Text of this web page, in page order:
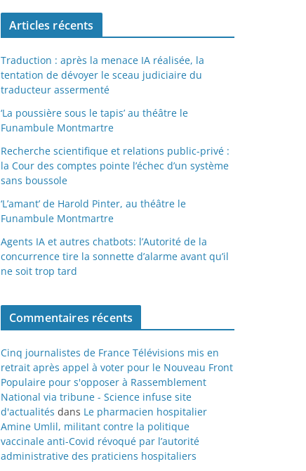
Articles récents
Traduction : après la menace IA réalisée, la
tentation de dévoyer le sceau judiciaire du
traducteur assermenté
‘La poussière sous le tapis’ au théâtre le
Funambule Montmartre
Recherche scientifique et relations public-privé :
la Cour des comptes pointe l’échec d’un système
sans boussole
‘L’amant’ de Harold Pinter, au théâtre le
Funambule Montmartre
Agents IA et autres chatbots: l’Autorité de la
concurrence tire la sonnette d’alarme avant qu’il
ne soit trop tard
Commentaires récents
Cinq journalistes de France Télévisions mis en
retrait après appel à voter pour le Nouveau Front
Populaire pour s'opposer à Rassemblement
National via tribune - Science infuse site
d'actualités dans Le pharmacien hospitalier
Amine Umlil, militant contre la politique
vaccinale anti-Covid révoqué par l’autorité
administrative des praticiens hospitaliers